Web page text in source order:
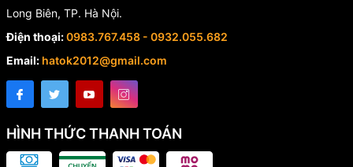
Long Biên, TP. Hà Nội.
Điện thoại:0983.767.458 - 0932.055.682
Email: hatok2012@gmail.com
HÌNH THỨC THANH TOÁN